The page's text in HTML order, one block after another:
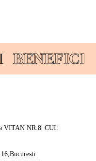
VITAN NR.8| CUI: